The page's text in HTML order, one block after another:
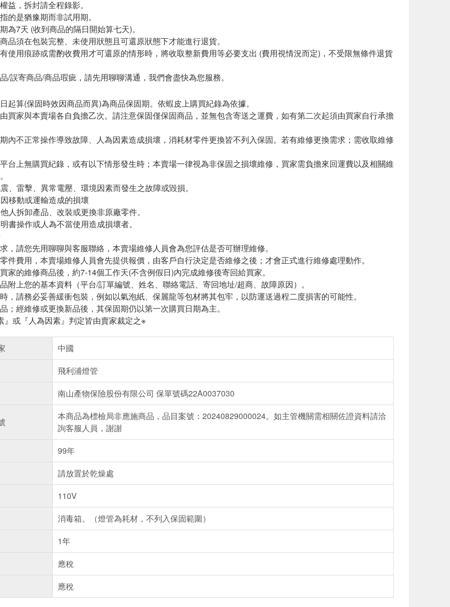
益，拆封請全程錄影。
的是猶豫期而非試用期。
為7天 (收到商品的隔日開始算七天)。
品須在包裝完整、未使用狀態且可還原狀態下才能進行退貨。
使用痕跡或需酌收費用才可還原的情形時，將收取整新費用等必要支出 (費用視情況而定)，不受限無條件退貨
/誤寄商品/商品瑕疵，請先用聊聊溝通，我們會盡快為您服務。
起算(保固時效因商品而異)為商品保固期。依蝦皮上購買紀錄為依據。
買家與本賣場各自負擔乙次。請注意保固僅保固商品，並無包含寄送之運費，如有第二次起須由買家自行承擔
內不正常操作導致故障、人為因素造成損壞，消耗材零件更換皆不列入保固。若有維修更換需求；需收取維修
台上無購買紀錄，或有以下情形發生時；本賣場一律視為非保固之損壞維修，買家需負擔來回運費以及相關維
、雷擊、異常電壓、環境因素而發生之故障或毀損。
移動或運輸造成的損壞
人拆卸產品、改裝或更換非原廠零件。
書操作或人為不當使用造成損壞者。
，請您先用聊聊與客服聯絡，本賣場維修人員會為您評估是否可辦理維修。
件費用，本賣場維修人員會先提供報價，由客戶自行決定是否維修之後；才會正式進行維修處理動作。
家的維修商品後，約7-14個工作天(不含例假日)內完成維修後寄回給買家。
附上您的基本資料（平台/訂單編號、姓名、聯絡電話、寄回地址/超商、故障原因）。
，請務必妥善緩衝包裝，例如以氣泡紙、保麗龍等包材將其包牢，以防運送過程二度損害的可能性。
；經維修或更換新品後，其保固期仍以第一次購買日期為主。
』或『人為因素』判定皆由賣家裁定之※
中國
飛利浦燈管
南山產物保險股份有限公司 保單號碼22A0037030
本商品為標檢局非應施商品，品目案號：20240829000024。如主管機關需相關佐證資料請洽
詢客服人員，謝謝
99年
請放置於乾燥處
110V
消毒箱。（燈管為耗材，不列入保固範圍）
1年
應稅
應稅